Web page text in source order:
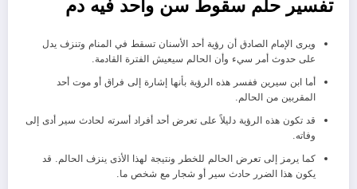
تفسير حلم سقوط سن واحد فيه دم
ويرى الإمام الصادق أن رؤية أحد الأسنان تسقط في المنام وتنزف يدل
على حدوث أمر سيء وأن الحالم سيعيش الفترة القادمة.
أما ابن سيرين ففسر هذه الرؤية بأنها إشارة إلى فراق أو موت أحد
المقربين من الحالم.
قد تكون هذه الرؤية دليلاً على تعرض أحد أفراد أسرته لحادث سير أدى إلى
وفاته.
كما يرمز إلى تعرض الحالم للخطر ونتيجة لهذا الأذى ينزف الحالم. قد
يكون هذا الضرر حادث سير أو شجار مع شخص ما.